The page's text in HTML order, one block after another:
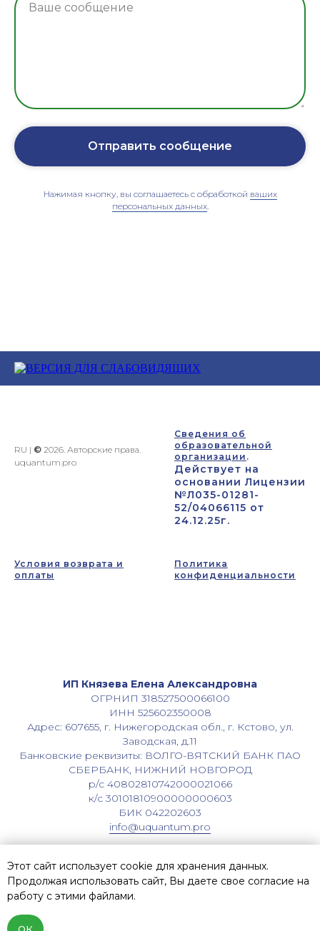
Этот сайт использует cookie для хранения данных.
Продолжая использовать сайт, Вы даете свое согласие на
работу с этими файлами.
Ваше сообщение
Отправить сообщение
Нажимая кнопку, вы соглашаетесь с обработкой ваших
персональных данных.
RU | © 2026. Авторские права.
uquantum.pro
Сведения об
образовательной
организации .
Действует на
основании Лицензии
№Л035-01281-
52/04066115 от
24.12.25г.
Условия возврата и
оплаты
Политика
конфиденциальности
ИП Князева Елена Александровна
ОГРНИП 318527500066100
ИНН 525602350008
Адрес: 607655, г. Нижегородская обл., г. Кстово, ул.
Заводская, д.11
Банковские реквизиты: ВОЛГО-ВЯТСКИЙ БАНК ПАО
СБЕРБАНК, НИЖНИЙ НОВГОРОД
р/с 40802810742000021066
к/с 30101810900000000603
БИК 042202603
info@uquantum.pro